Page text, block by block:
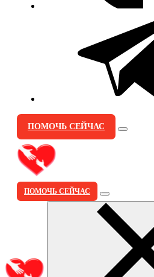
ПОМОЧЬ СЕЙЧАС
ПОМОЧЬ СЕЙЧАС